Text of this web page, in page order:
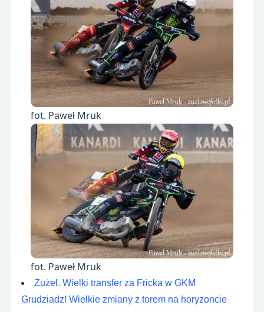
fot. Paweł Mruk
fot. Paweł Mruk
Żużel. Wielki transfer za Fricka w GKM
Grudziadz! Wielkie zmiany z torem na horyzoncie